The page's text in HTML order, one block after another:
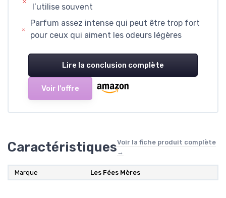
l’utilise souvent
Parfum assez intense qui peut être trop fort
pour ceux qui aiment les odeurs légères
Lire la conclusion complète
Voir l'offre
CaractéristiquesVoir la fiche produit complète
→
Marque Les Fées Mères